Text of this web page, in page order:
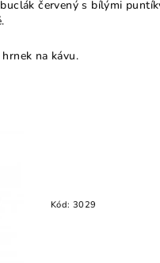
červený s bílými
na kávu.
Kód: 3029